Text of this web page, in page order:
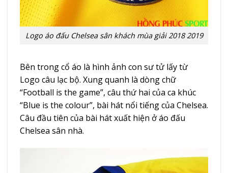
Logo áo đấu Chelsea sân khách mùa giải 2018 2019
Bên trong cổ áo là hình ảnh con sư tử lấy từ
Logo câu lạc bộ. Xung quanh là dòng chữ
“Football is the game”, câu thứ hai của ca khúc
“Blue is the colour”, bài hát nổi tiếng của Chelsea.
Câu đầu tiên của bài hát xuất hiện ởáo đấu
Chelsea sân nhà.